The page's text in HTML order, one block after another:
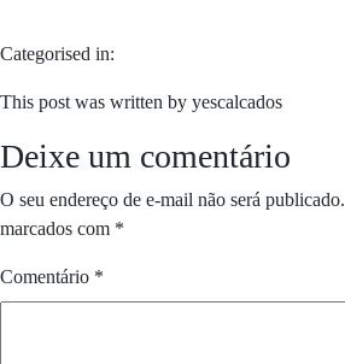
Categorised in:
This post was written by yescalcados
Deixe um comentário
O seu endereço de e-mail não será publicado.
marcados com *
Comentário *